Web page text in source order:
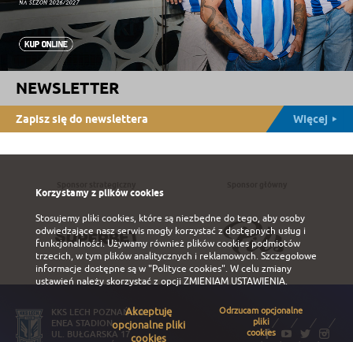
NEWSLETTER
Zapisz się do newslettera Więcej
KKS LECH POZNAŃ S.A.
ENEA STADION
UL. BUŁGARSKA 17
Korzystamy z plików cookies
Stosujemy pliki cookies, które są niezbędne do tego, aby osoby
odwiedzające nasz serwis mogły korzystać z dostępnych usług i
funkcjonalności. Używamy również plików cookies podmiotów
trzecich, w tym plików analitycznych i reklamowych. Szczegołowe
informacje dostępne są w"Polityce cookies". W celu zmiany
ustawień należy skorzystać z opcji ZMIENIAM USTAWIENIA.
Akceptuję
opcjonalne pliki
cookies
Odrzucam opcjonalne
pliki
cookies